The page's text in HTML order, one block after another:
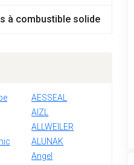
à combustible solide
AESSEAL
AIZL
ALLWEILER
ALUNAK
Angel